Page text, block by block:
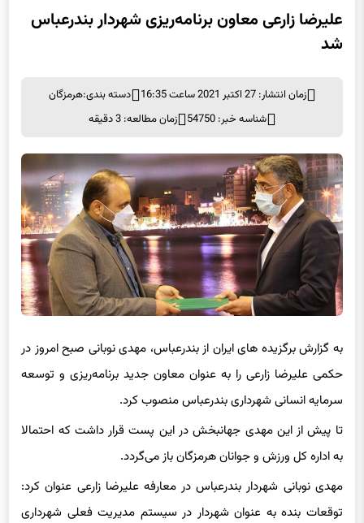
علیرضا زارعی معاون برنامه‌ریزی شهردار بندرعباس
شد
زمان انتشار: 27 اکتبر 2021 ساعت 16:35 دسته بندی:هرمزگان
شناسه خبر: 54750
زمان مطالعه: 3 دقیقه
به گزارش برگزیده های ایران از بندرعباس، مهدی نوبانی صبح امروز در
حکمی علیرضا زارعی را به عنوان معاون جدید برنامه‌ریزی و توسعه
سرمایه انسانی شهرداری بندرعباس منصوب کرد.
تا پیش از این مهدی جهانبخش در این پست قرار داشت که احتمالا
به اداره کل ورزش و جوانان هرمزگان باز می‌گردد.
مهدی نوبانی شهردار بندرعباس در معارفه علیرضا زارعی عنوان کرد:
توقعات بنده به عنوان شهردار در سیستم مدیریت فعلی شهرداری